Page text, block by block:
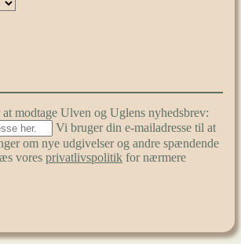
modtage Ulven og Uglens nyhedsbrev:
Vi bruger din e-mailadresse til at
om nye udgivelser og andre spændende
vores privatlivspolitik for nærmere